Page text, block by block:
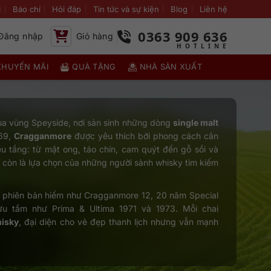
Báo chí Hỏi đáp Tin tức và sự kiện Blog Liên hệ
nhập Giỏ hàng 0363 909 636
MÃI QUÀ TẶNG NHÀ SẢN XUẤT
vùng Speyside, nơi sản sinh những dòng single malt
Cragganmore được yêu thích bởi phong cách cân
tầng: từ mật ong, táo chín, cam quýt đến gỗ sồi và
là lựa chọn của những người sành whisky tìm kiếm
bản hiếm như Cragganmore 12, 20 năm Special
tầm như Prima & Ultima 1971 và 1973. Mỗi chai
, đại diện cho vẻ đẹp thanh lịch nhưng vẫn mạnh